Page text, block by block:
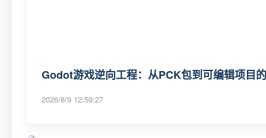
Godot游戏逆向工程：从PCK包到可编辑项目
2026/8/9 12:59:27